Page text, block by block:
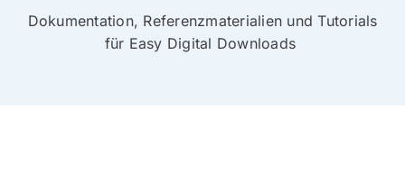
Dokumentation, Referenzmaterialien und Tutorials
für Easy Digital Downloads